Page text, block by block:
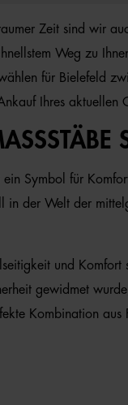
Zeit sind wir
Weg zu
für Bielefeld
Ihres aktuellen
Symbol für
der Welt der
und
gewidmet
Kombination